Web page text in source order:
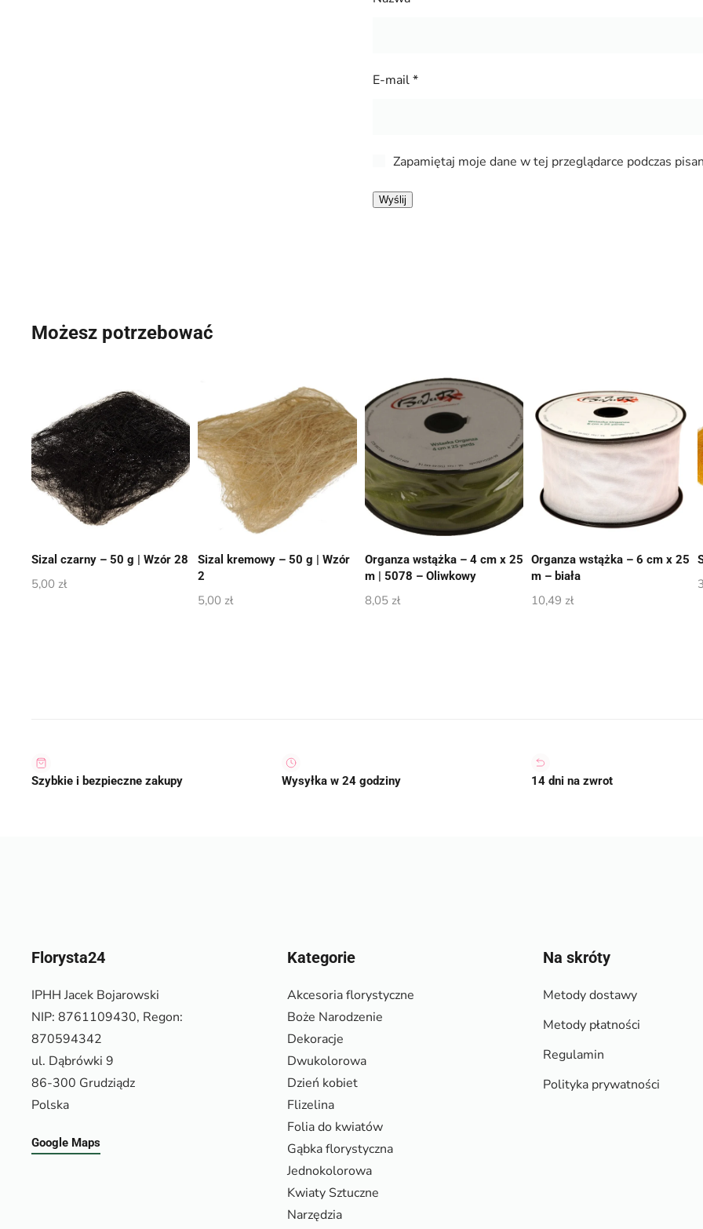
E-mail*
Zapamiętaj moje dane w tej przeglądarce podczas
Możesz potrzebować
Sizal czarny – 50 g | Wzór 28
5,00 zł
Sizal kremowy – 50 g | Wzór
2
5,00 zł
Organza wstążka – 4 cm x 25
m | 5078 – Oliwkowy
8,05 zł
Organza wstążka – 6 cm x 25
m – biała
10,49 zł
Szybkie i bezpieczne zakupy Wysyłka w 24 godziny 14 dni na zwrot
Florysta24
IPHH Jacek Bojarowski
NIP: 8761109430, Regon:
870594342
ul. Dąbrówki 9
86-300 Grudziądz
Polska
Google Maps
Kategorie
Akcesoria florystyczne
Boże Narodzenie
Dekoracje
Dwukolorowa
Dzień kobiet
Flizelina
Folia do kwiatów
Gąbka florystyczna
Jednokolorowa
Kwiaty Sztuczne
Narzędzia
Na skróty
Metody dostawy
Metody płatności
Regulamin
Polityka prywatności